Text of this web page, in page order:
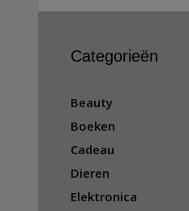
Categorieën
Beauty
Boeken
Cadeau
Dieren
Elektronica